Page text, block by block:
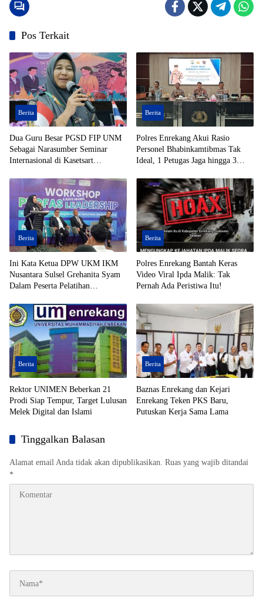
Pos Terkait
Berita
Dua Guru Besar PGSD FIP UNM
Sebagai Narasumber Seminar
Internasional di Kasetsart
Berita
Polres Enrekang Akui Rasio
Personel Bhabinkamtibmas Tak
Ideal, 1 Petugas Jaga hingga 3
Berita
Ini Kata Ketua DPW UKM IKM
Nusantara Sulsel Grehanita Syam
Dalam Peserta Pelatihan
Berita
Polres Enrekang Bantah Keras
Video Viral Ipda Malik: Tak
Pernah Ada Peristiwa Itu!
Berita
Rektor UNIMEN Beberkan 21
Prodi Siap Tempur, Target Lulusan
Melek Digital dan Islami
Berita
Baznas Enrekang dan Kejari
Enrekang Teken PKS Baru,
Putuskan Kerja Sama Lama
Tinggalkan Balasan
Alamat email Anda tidak akan dipublikasikan. Ruas yang wajib ditandai
*